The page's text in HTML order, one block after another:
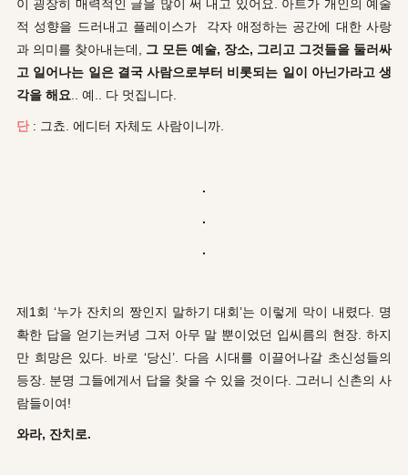
이 굉장히 매력적인 글을 많이 써 내고 있어요. 아트가 개인의 예술
적 성향을 드러내고 플레이스가 각자 애정하는 공간에 대한 사랑
과 의미를 찾아내는데, 그 모든 예술, 장소, 그리고 그것들을 둘러싸
고 일어나는 일은 결국 사람으로부터 비롯되는 일이 아닌가라고 생
각을 해요 .. 예.. 다 멋집니다.
단 : 그쵸. 에디터 자체도 사람이니까.
.
.
.
제1회 ‘누가 잔치의 짱인지 말하기 대회’는 이렇게 막이 내렸다. 명
확한 답을 얻기는커녕 그저 아무 말 뿐이었던 입씨름의 현장. 하지
만 희망은 있다. 바로 ‘당신’. 다음 시대를 이끌어나갈 초신성들의
등장. 분명 그들에게서 답을 찾을 수 있을 것이다. 그러니 신촌의 사
람들이여!
와라, 잔치로.